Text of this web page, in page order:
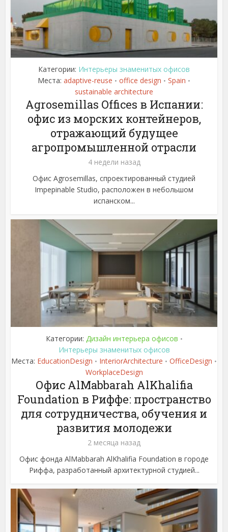
Категории: Интерьеры знаменитых офисов
Места: adaptive-reuse • office design • Spain •
sustainable architecture
Agrosemillas Offices в Испании:
офис из морских контейнеров,
отражающий будущее
агропромышленной отрасли
4 недели назад
Офис Agrosemillas, спроектированный студией
Impepinable Studio, расположен в небольшом
испанском...
Категории: Дизайн интерьера офисов •
Интерьеры знаменитых офисов
Места: EducationDesign • InteriorArchitecture • OfficeDesign •
WorkplaceDesign
Офис AlMabbarah AlKhalifia
Foundation в Риффе: пространство
для сотрудничества, обучения и
развития молодежи
2 месяца назад
Офис фонда AlMabbarah AlKhalifia Foundation в городе
Риффа, разработанный архитектурной студией...